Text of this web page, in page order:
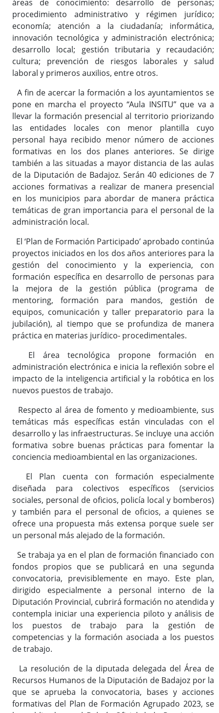
Gestión de conflictos
áreas de conocimiento: desarrollo de personas;
procedimiento administrativo y régimen jurídico;
economía; atención a la ciudadanía; informática,
innovación tecnológica y administración electrónica;
desarrollo local; gestión tributaria y recaudación;
cultura; prevención de riesgos laborales y salud
laboral y primeros auxilios, entre otros.
A fin de acercar la formación a los ayuntamientos se
pone en marcha el proyecto “Aula INSITU” que va a
llevar la formación presencial al territorio priorizando
las entidades locales con menor plantilla cuyo
personal haya recibido menor número de acciones
formativas en los dos planes anteriores. Se dirige
también a las situadas a mayor distancia de las aulas
de la Diputación de Badajoz. Serán 40 ediciones de 7
acciones formativas a realizar de manera presencial
en los municipios para abordar de manera práctica
temáticas de gran importancia para el personal de la
administración local.
El ‘Plan de Formación Participado’ aprobado continúa
proyectos iniciados en los dos años anteriores para la
gestión del conocimiento y la experiencia, con
formación específica en desarrollo de personas para
la mejora de la gestión pública (programa de
mentoring, formación para mandos, gestión de
equipos, comunicación y taller preparatorio para la
jubilación), al tiempo que se profundiza de manera
práctica en materias jurídico- procedimentales.
El área tecnológica propone formación en
administración electrónica e inicia la reflexión sobre el
impacto de la inteligencia artificial y la robótica en los
nuevos puestos de trabajo.
Respecto al área de fomento y medioambiente, sus
temáticas más específicas están vinculadas con el
desarrollo y las infraestructuras. Se incluye una acción
formativa sobre buenas prácticas para fomentar la
conciencia medioambiental en las organizaciones.
El Plan cuenta con formación especialmente
diseñada para colectivos específicos (servicios
sociales, personal de oficios, policía local y bomberos)
y también para el personal de oficios, a quienes se
ofrece una propuesta más extensa porque suele ser
un personal más alejado de la formación.
Se trabaja ya en el plan de formación financiado con
fondos propios que se publicará en una segunda
convocatoria, previsiblemente en mayo. Este plan,
dirigido especialmente a personal interno de la
Diputación Provincial, cubrirá formación no atendida y
contempla iniciar una experiencia piloto y análisis de
los puestos de trabajo para la gestión de
competencias y la formación asociada a los puestos
de trabajo.
La resolución de la diputada delegada del Área de
Recursos Humanos de la Diputación de Badajoz por la
que se aprueba la convocatoria, bases y acciones
formativas del Plan de Formación Agrupado 2023, se